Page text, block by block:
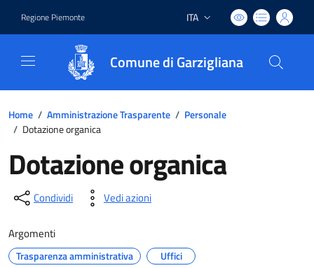
Regione Piemonte Lingua attiva:
ITA
Comune di Garzigliana
Home / Amministrazione Trasparente / Personale
/ Dotazione organica
Dotazione organica
Condividi Vedi azioni
Argomenti
Trasparenza amministrativa Uffici